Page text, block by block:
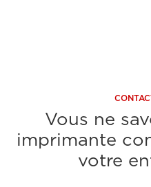
Vous ne
imprimante
votre